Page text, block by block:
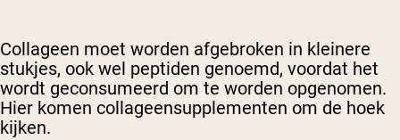
Collageen moet worden afgebroken in kleinere
stukjes, ook wel peptiden genoemd, voordat het
wordt geconsumeerd om te worden opgenomen.
Hier komen collageensupplementen om de hoek
kijken.